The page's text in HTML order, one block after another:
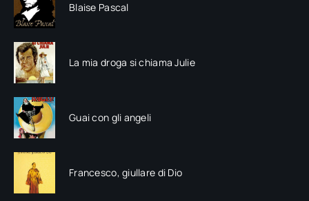
Blaise Pascal
La mia droga si chiama Julie
Guai con gli angeli
Francesco, giullare di Dio